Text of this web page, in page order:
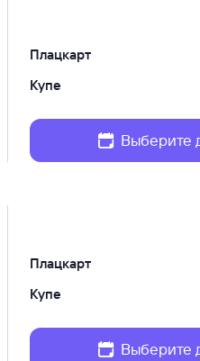
Плацкарт
Купе
Выберите
Плацкарт
Купе
Выберите